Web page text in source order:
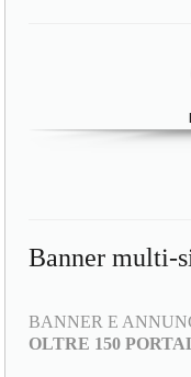
Banner multi-
BANNER E
OLTRE 150